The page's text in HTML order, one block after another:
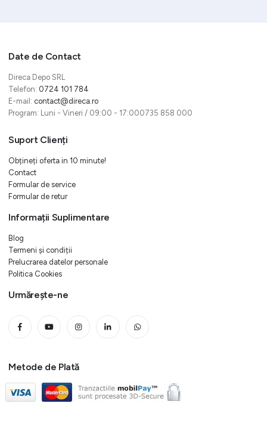
Date de Contact
Direca Depo SRL
Telefon: 0724 101 784
E-mail: contact@direca.ro
Program: Luni - Vineri / 09:00 - 17:000735 858 000
Suport Clienți
Obțineți oferta in 10 minute!
Contact
Formular de service
Formular de retur
Informații Suplimentare
Blog
Termeni și condiții
Prelucrarea datelor personale
Politica Cookies
Urmărește-ne
Metode de Plată